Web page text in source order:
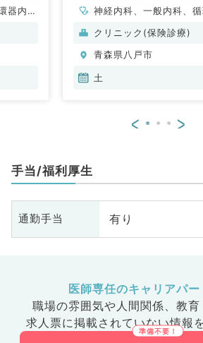
器内
神経内科、一般内科、
科、呼吸器内科、消化器
内科、血液内科、膠原病
クリニック(保険診療)
青森県八戸市
土
< >
手当/福利厚生
通勤手当 有り
医師専任のキャリアパー
職場の雰囲気や人間関係、 教育
求人票に掲載されていない情報